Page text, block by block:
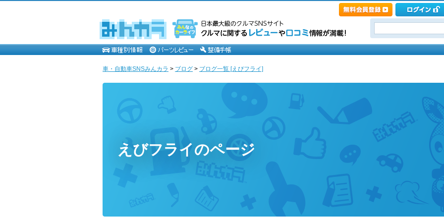
車・自動車SNSみんカラ > ブログ > ブログ一覧 [えびフライ]
えびフライのページ